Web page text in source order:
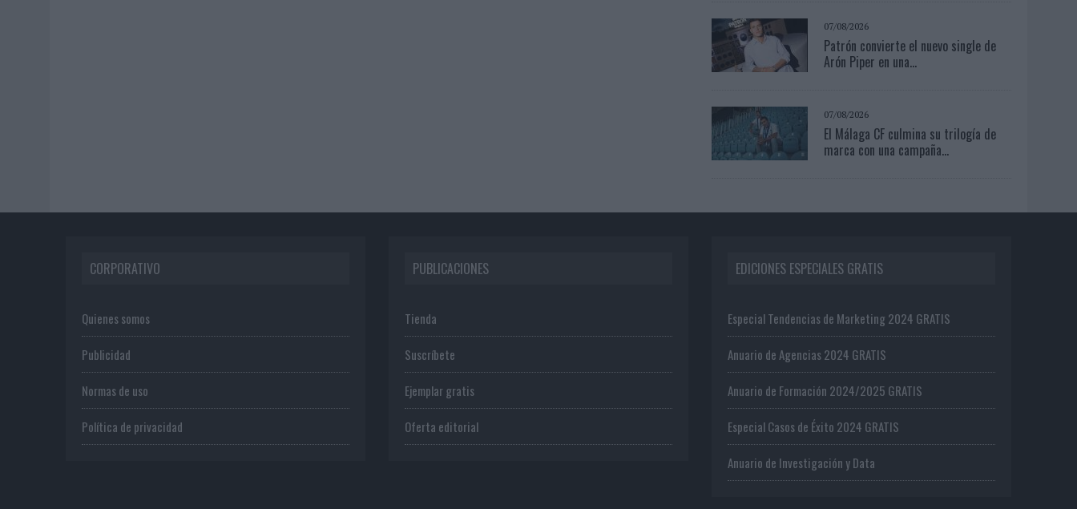
07/08/2026
Patrón convierte el nuevo single de
Arón Piper en una...
07/08/2026
El Málaga CF culmina su trilogía de
marca con una campaña...
CORPORATIVO
Quienes somos
Publicidad
Normas de uso
Política de privacidad
PUBLICACIONES
Tienda
Suscríbete
Ejemplar gratis
Oferta editorial
EDICIONES ESPECIALES GRATIS
Especial Tendencias de Marketing 2024 GRATIS
Anuario de Agencias 2024 GRATIS
Anuario de Formación 2024/2025 GRATIS
Especial Casos de Éxito 2024 GRATIS
Anuario de Investigación y Data